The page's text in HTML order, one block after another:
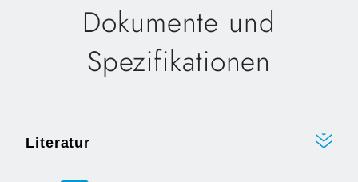
Dokumente und
Spezifikationen
Literatur